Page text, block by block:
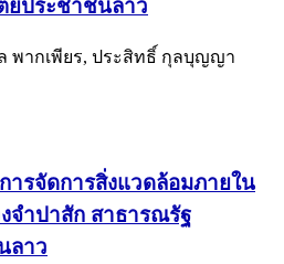
ยประชาชนลาว
พากเพียร, ประสิทธิ์ กุลบุญญา
รจัดการสิ่งแวดล้อมภายใน
จำปาสัก สาธารณรัฐ
ลาว